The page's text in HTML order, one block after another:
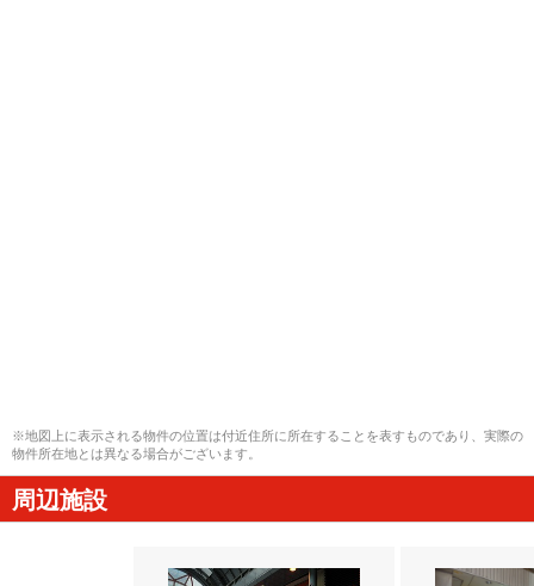
※地図上に表示される物件の位置は付近住所に所在することを表すものであり、実際の
物件所在地とは異なる場合がございます。
周辺施設